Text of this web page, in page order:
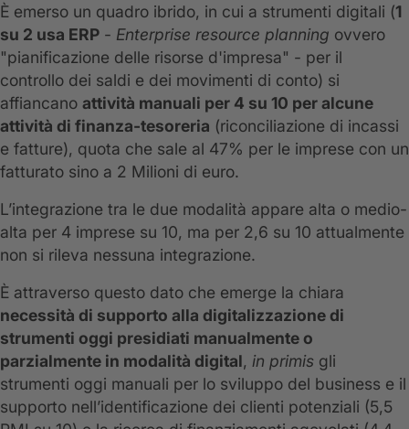
È emerso un quadro ibrido, in cui a strumenti digitali (1
su 2 usa ERP - Enterprise resource planning ovvero
"pianificazione delle risorse d'​impresa" - per il
controllo dei saldi e dei movimenti di conto) si
affiancano attività manuali per 4 su 10 per alcune
attività di finanza-tesoreria (riconciliazione di incassi
e fatture), quota che sale al 47% per le imprese con un
fatturato sino a 2 Milioni di euro.
L’integrazione tra le due modalità appare alta o medio-
alta per 4 imprese su 10, ma per 2,6 su 10 attualmente
non si rileva nessuna integrazione.
È attraverso questo dato che emerge la chiara
necessità di supporto alla digitalizzazione di
strumenti oggi presidiati manualmente o
parzialmente in modalità digital, in primis gli
strumenti oggi manuali per lo sviluppo del business e il
supporto nell’identificazione dei clienti potenziali (5,5